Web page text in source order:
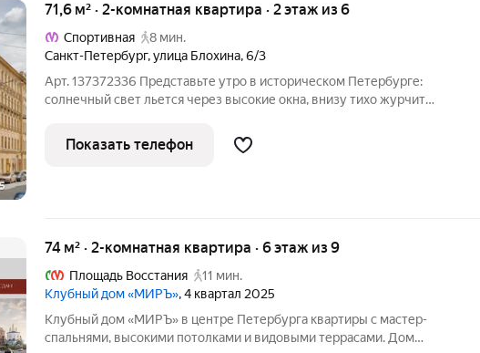
71,6 м² · 2-комнатная квартира · 2 этаж из 6
Спортивная
8 мин.
Санкт-Петербург,улица Блохина,6/3
Арт. 137372336 Представьте утро в историческом Петербурге:
солнечный свет льется через высокие окна, внизу тихо журчит
спуститься во двор. Эта квартира создана для красивой городской
жизни. 71 м на
Показать телефон
74 м² · 2-комнатная квартира · 6 этаж из 9
Площадь Восстания
11 мин.
Клубный дом «МИРЪ», 4 квартал 2025
Клубный дом «МИРЪ» в центре Петербурга квартиры с мастер-
спальнями, высокими потолками и видовыми террасами. Дом